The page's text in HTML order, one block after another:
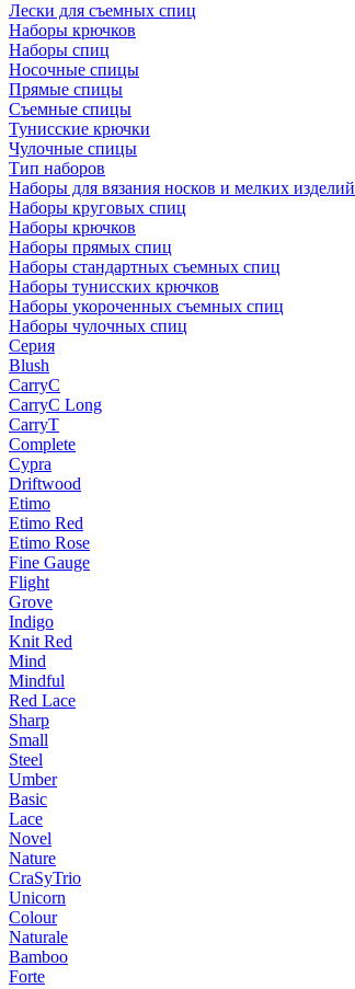
Лески для съемных спиц
Наборы крючков
Наборы спиц
Носочные спицы
Прямые спицы
Съемные спицы
Тунисские крючки
Чулочные спицы
Тип наборов
Наборы для вязания носков и мелких изделий
Наборы круговых спиц
Наборы крючков
Наборы прямых спиц
Наборы стандартных съемных спиц
Наборы тунисских крючков
Наборы укороченных съемных спиц
Наборы чулочных спиц
Серия
Blush
CarryC
CarryC Long
CarryT
Complete
Cypra
Driftwood
Etimo
Etimo Red
Etimo Rose
Fine Gauge
Flight
Grove
Indigo
Knit Red
Mind
Mindful
Red Lace
Sharp
Small
Steel
Umber
Basic
Lace
Novel
Nature
CraSyTrio
Unicorn
Colour
Naturale
Bamboo
Forte